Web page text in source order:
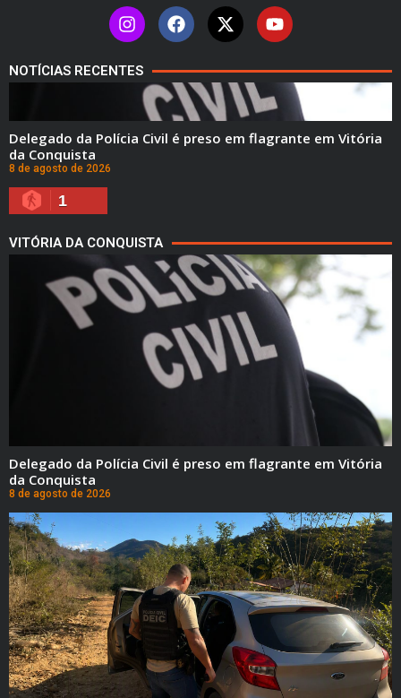
NOTÍCIAS RECENTES
Delegado da Polícia Civil é preso em flagrante em Vitória
da Conquista
8 de agosto de 2026
1
VITÓRIA DA CONQUISTA
Delegado da Polícia Civil é preso em flagrante em Vitória
da Conquista
8 de agosto de 2026